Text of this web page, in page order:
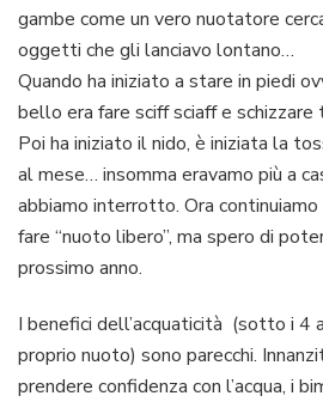
gambe come un vero nuotatore
oggetti che gli lanciavo lontano…
Quando ha iniziato a stare in piedi
bello era fare sciff sciaff e schizzare
Poi ha iniziato il nido, è iniziata la
al mese… insomma eravamo più a
abbiamo interrotto. Ora
fare “nuoto libero”, ma spero di
prossimo anno.
I benefici dell’acquaticità (sotto i 4
proprio nuoto) sono parecchi.
prendere confidenza con l’acqua, i